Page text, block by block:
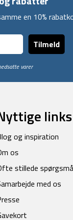
en 10%
Tilmeld
varer
links
og inspiration
os
stillede
med os